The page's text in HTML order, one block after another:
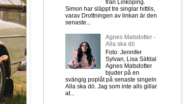
från Linköping.
Simon har släppt tre singlar hittils,
varav Drottningen av linkan är den
senaste...
Agnes Matsdotter -
Alla ska dö
Foto: Jennifer
Sylvan, Lisa Säfdal
Agnes Matsdotter
bjuder på en
svängig poplåt på senaste singeln
Alla ska dö. Jag som inte alls gillar
at...